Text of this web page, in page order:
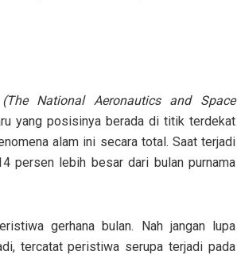
National Aeronautics and Space
yang posisinya berada di titik terdekat
alam ini secara total. Saat terjadi
persen lebih besar dari bulan purnama
gerhana bulan. Nah jangan lupa
tercatat peristiwa serupa terjadi pada